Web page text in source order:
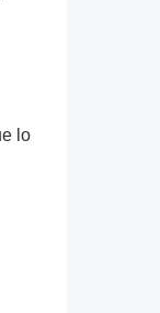
lo